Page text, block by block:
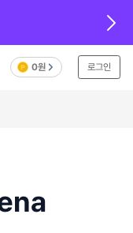
0원 로그인